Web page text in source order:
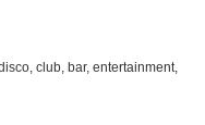
club, bar, entertainment,